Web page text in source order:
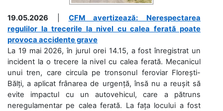
19.05.2026
CFM avertizează: Nerespectarea
regulilor la trecerile la nivel cu calea ferată poate
provoca accidente grave
La 19 mai 2026, în jurul orei 14.15, a fost înregistrat un
incident la o trecere la nivel cu calea ferată. Mecanicul
unui tren, care circula pe tronsonul feroviar Florești-
Bălți, a aplicat frânarea de urgență, însă nu a reușit să
evite impactul cu un autovehicul, care a pătruns
neregulamentar pe calea ferată. La fața locului a fost